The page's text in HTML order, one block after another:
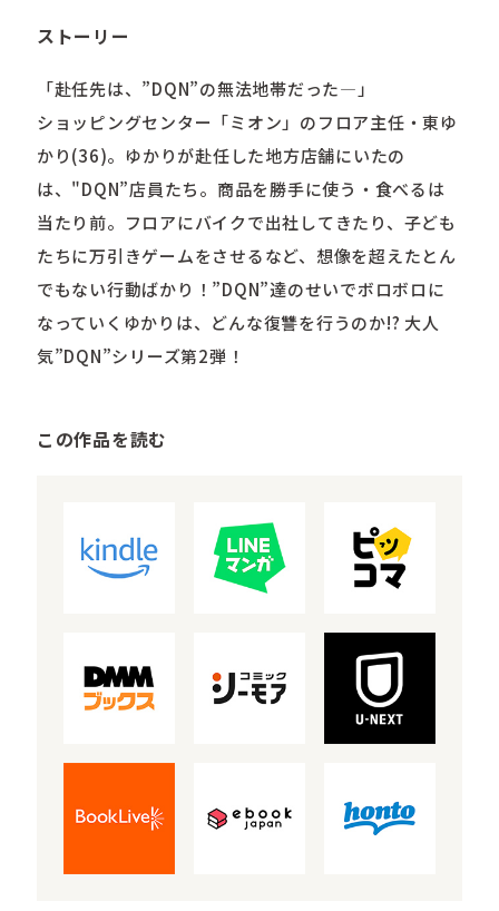
ストーリー
「赴任先は、”DQN”の無法地帯だった―」
ショッピングセンター「ミオン」のフロア主任・東ゆ
かり(36)。ゆかりが赴任した地方店舗にいたの
は、"DQN”店員たち。商品を勝手に使う・食べるは
当たり前。フロアにバイクで出社してきたり、子ども
たちに万引きゲームをさせるなど、想像を超えたとん
でもない行動ばかり！”DQN”達のせいでボロボロに
なっていくゆかりは、どんな復讐を行うのか!? 大人
気”DQN”シリーズ第2弾！
この作品を読む